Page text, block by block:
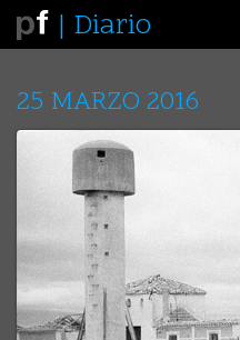
Diario
25 MARZO 2016